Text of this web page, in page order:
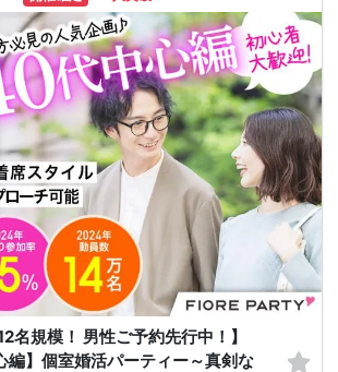
名規模！ 男性ご予約先行中！】
編】個室婚活パーティー～真剣な